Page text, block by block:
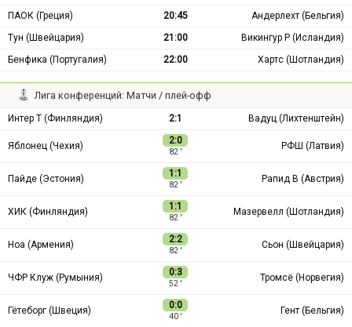
ПАОК (Греция) 20:45
Андерлехт (Бельгия)
Тун (Швейцария)
21:00
Викингур Р (Исландия)
Бенфика (Португалия)
22:00 Хартс (Шотландия)
Лига конференций: Матчи / плей-офф
Интер Т (Финляндия) 2:1 Вадуц (Лихтенштейн)
Яблонец (Чехия) 2:0
82 ′
РФШ (Латвия)
Пайде (Эстония) 1:1
82 ′
Рапид В (Австрия)
ХИК (Финляндия) 1:1
82 ′
Мазервелл (Шотландия)
Ноа (Армения) 2:2
82 ′
Сьон (Швейцария)
ЧФР Клуж (Румыния) 0:3
52 ′
Тромсё (Норвегия)
Гётеборг (Швеция) 0:0
40 ′
Гент (Бельгия)